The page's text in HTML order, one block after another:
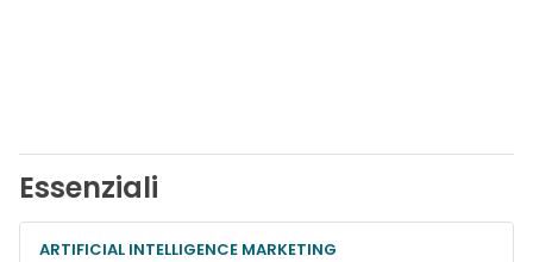
Essenziali
ARTIFICIAL INTELLIGENCE MARKETING